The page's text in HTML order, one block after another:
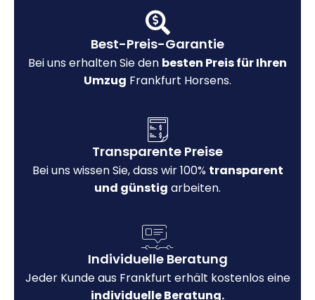
Best-Preis-Garantie
Bei uns erhalten Sie den besten Preis für Ihren
Umzug Frankfurt Horsens.
Transparente Preise
Bei uns wissen Sie, dass wir 100% transparent
und günstig arbeiten.
Individuelle Beratung
Jeder Kunde aus Frankfurt erhält kostenlos eine
individuelle Beratung.